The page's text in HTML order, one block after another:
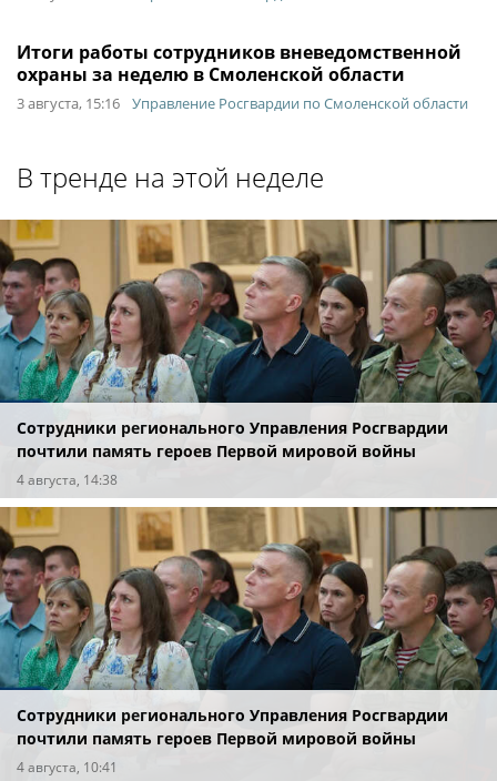
Итоги работы сотрудников вневедомственной
охраны за неделю в Смоленской области
3 августа, 15:16 Управление Росгвардии по Смоленской области
В тренде на этой неделе
Сотрудники регионального Управления Росгвардии
почтили память героев Первой мировой войны
4 августа, 14:38
Сотрудники регионального Управления Росгвардии
почтили память героев Первой мировой войны
4 августа, 10:41